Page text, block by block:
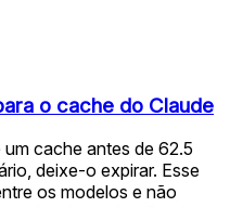
o cache do Claude
cache antes de 62.5
deixe-o expirar. Esse
os modelos e não